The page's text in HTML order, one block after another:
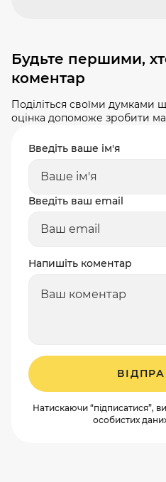
Будьте першими,
коментар
Поділіться своїми думками
оцінка допоможе зробити
Введіть ваше ім'я
Введіть ваш email
Напишіть коментар
Натискаючи “підписатися”,
особистих